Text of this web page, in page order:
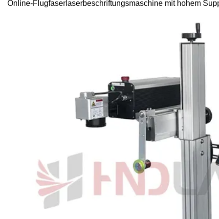
Online-Flugfaserlaserbeschriftungsmaschine mit hohem